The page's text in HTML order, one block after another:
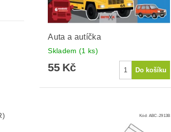
Auta a autíčka
Skladem (1 ks)
55 Kč
Kód: ABC-2913B